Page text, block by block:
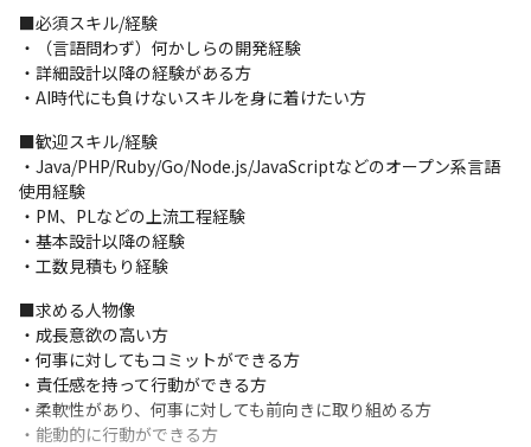
5.明確な「評価制度（等級評価制度）」があるからこそ、
成長しやすい！目標が設定しやすい！市場価値を高めやすい！
6.「動画受講サービス」や「書籍の購入費補助（年間2万円）」、
永年毎月支給の資格手当金（MAX10万円/月）などサポート体制
充実！
外部講師を雇っての勉強会も定期的に開催する等、学習環境充
実◎！
7.平均年齢は3２歳！年功序列ではなく、年齢・社歴問わず
自身のスキルで年収帯、役職を上げていくことが出来ます♪
------------------------------------------------------------
今以上に実力を付け、AI時代にも負けない市場価値の高いエンジ
ニアになりたい。
20代、30代のうちから様々な経験を積みたい。
■必須スキル/経験
・（言語問わず）何かしらの開発経験
・詳細設計以降の経験がある方
・AI時代にも負けないスキルを身に着けたい方
■歓迎スキル/経験
・Java/PHP/Ruby/Go/Node.js/JavaScriptなどのオープン系言語
使用経験
・PM、PLなどの上流工程経験
・基本設計以降の経験
・工数見積もり経験
■求める人物像
・成長意欲の高い方
・何事に対してもコミットができる方
・責任感を持って行動ができる方
・柔軟性があり、何事に対しても前向きに取り組める方
・能動的に行動ができる方